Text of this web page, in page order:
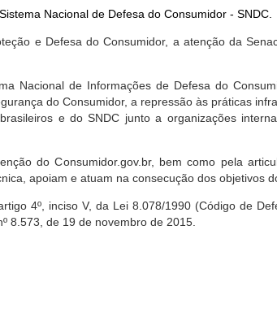
Nacional de Defesa do Consumidor - SNDC.
e Defesa do Consumidor, a atenção da
Nacional de Informações de Defesa do
do Consumidor, a repressão às práticas
e do SNDC junto a organizações
do Consumidor.gov.br, bem como pela
apoiam e atuam na consecução dos objetivos
4º, inciso V, da Lei 8.078/1990 (Código de
8.573, de 19 de novembro de 2015.